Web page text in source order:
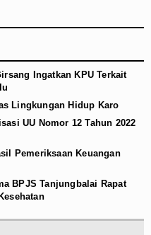
Ingatkan KPU Terkait
Lingkungan Hidup Karo
UU Nomor 12 Tahun 2022
Pemeriksaan Keuangan
BPJS Tanjungbalai Rapat